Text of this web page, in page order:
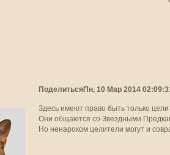
ПоделитьсяПн, 10 Мар 2014
Здесь имеют право быть только
Они общаются со Звездными
Но ненароком целители могут и